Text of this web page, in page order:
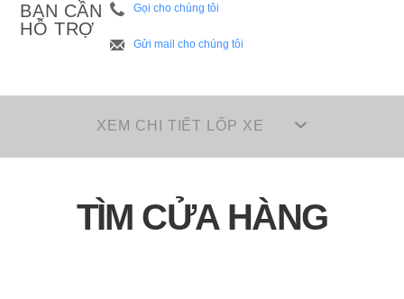
BẠN CẦN
HỖ TRỢ
Gọi cho chúng tôi
Gửi mail cho chúng tôi
XEM CHI TIẾT LỐP XE
TÌM CỬA HÀNG